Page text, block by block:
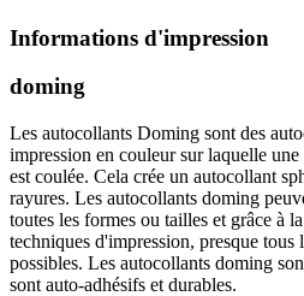
Informations d'impression
doming
Les autocollants Doming sont des
impression en couleur sur laquelle
est coulée. Cela crée un autocollant
rayures. Les autocollants doming
toutes les formes ou tailles et grâce à
techniques d'impression, presque tous
possibles. Les autocollants doming
sont auto-adhésifs et durables.